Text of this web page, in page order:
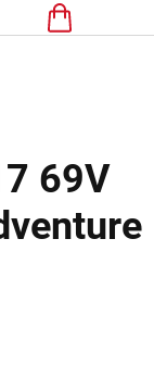
Nákupní
69V